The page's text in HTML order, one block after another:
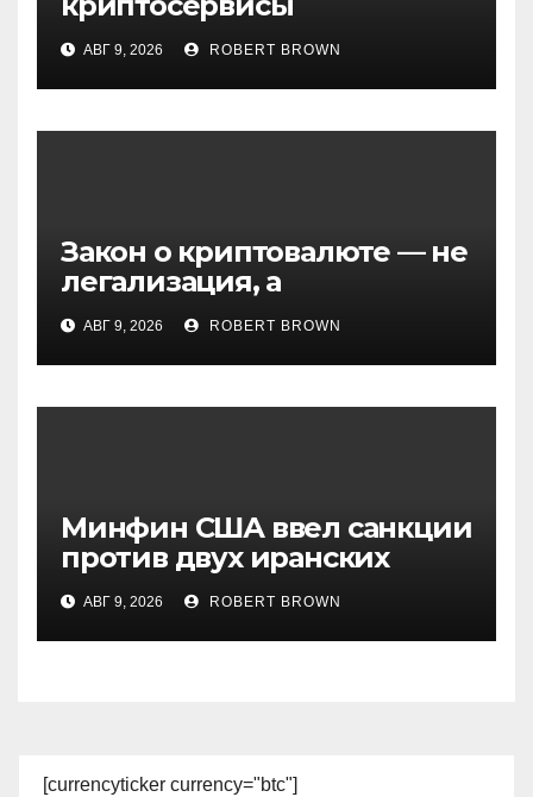
задерживать переводы из-
за мошенничества
АВГ 9, 2026 ROBERT BROWN
Закон о криптовалюте — не
легализация, а
институционализация
рынка
АВГ 9, 2026 ROBERT BROWN
Минфин США ввел санкции
против двух иранских
криптобирж
АВГ 9, 2026 ROBERT BROWN
[currencyticker currency="btc"]